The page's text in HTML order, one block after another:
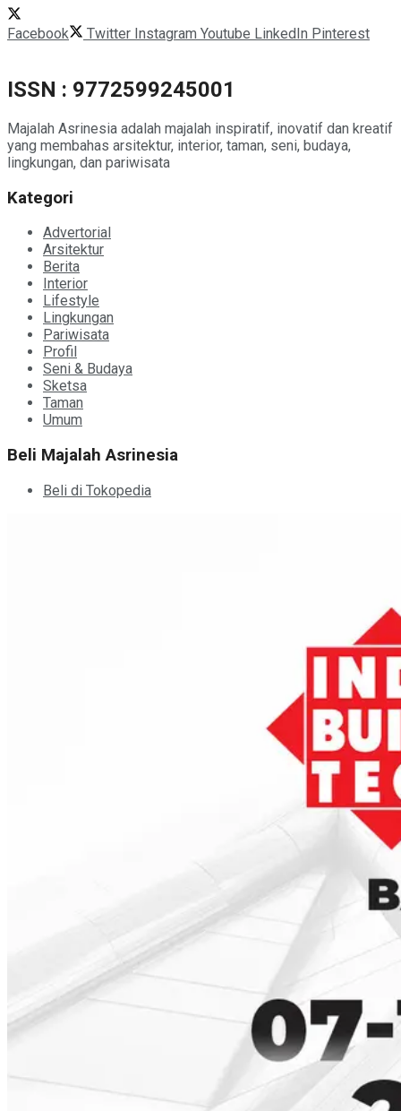
Facebook Twitter Instagram Youtube LinkedIn Pinterest
ISSN : 9772599245001
Majalah Asrinesia adalah majalah inspiratif, inovatif dan kreatif
yang membahas arsitektur, interior, taman, seni, budaya,
lingkungan, dan pariwisata
Kategori
Advertorial
Arsitektur
Berita
Interior
Lifestyle
Lingkungan
Pariwisata
Profil
Seni & Budaya
Sketsa
Taman
Umum
Beli Majalah Asrinesia
Beli di Tokopedia